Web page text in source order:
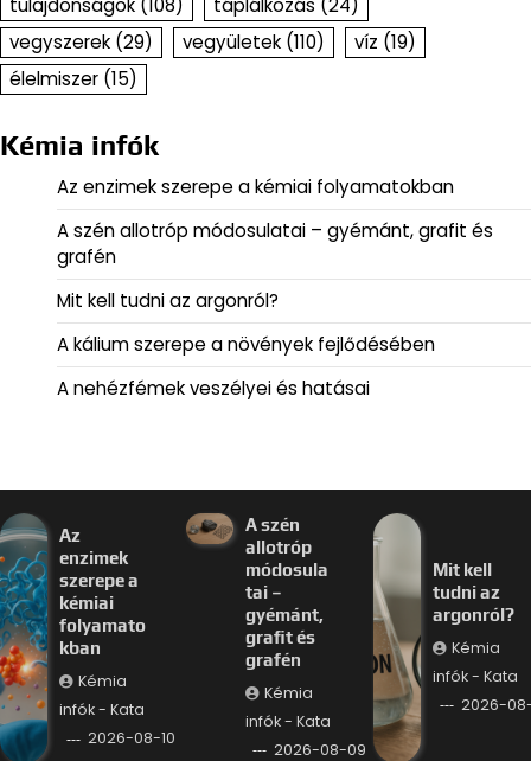
vegyszerek (29) vegyületek (110) víz (19)
élelmiszer (15)
Kémia infók
Az enzimek szerepe a kémiai folyamatokban
A szén allotróp módosulatai – gyémánt, grafit és
grafén
Mit kell tudni az argonról?
A kálium szerepe a növények fejlődésében
A nehézfémek veszélyei és hatásai
Az
enzimek
szerepe a
kémiai
folyamato
kban
Kémia
infók - Kata
2026-08-10
A szén
allotróp
módosula
tai –
gyémánt,
grafit és
grafén
Kémia
infók - Kata
2026-08-09
Mit kell
tudni az
argonról?
Kémia
infók - Kata
2026-